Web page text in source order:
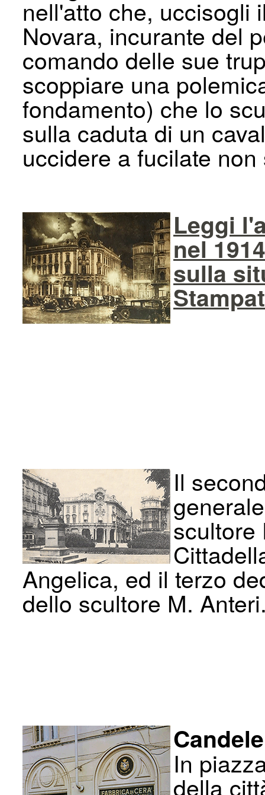
nell'atto che, uccisogli
Novara, incurante del
comando delle sue
scoppiare una
fondamento) che lo
sulla caduta di un
uccidere a fucilate
Leggi
nel
sulla
Il
scultore
Angelica, ed il terzo
dello scultore M.
In
della